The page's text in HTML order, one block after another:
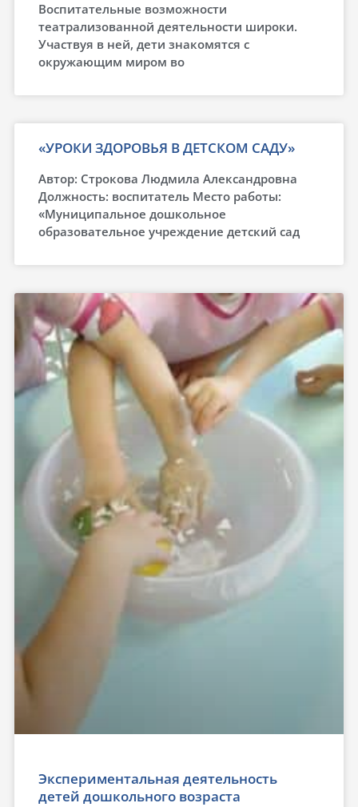
Воспитательные возможности
театрализованной деятельности широки.
Участвуя в ней, дети знакомятся с
окружающим миром во
«УРОКИ ЗДОРОВЬЯ В ДЕТСКОМ САДУ»
Автор: Строкова Людмила Александровна
Должность: воспитатель Место работы:
«Муниципальное дошкольное
образовательное учреждение детский сад
Экспериментальная деятельность
детей дошкольного возраста